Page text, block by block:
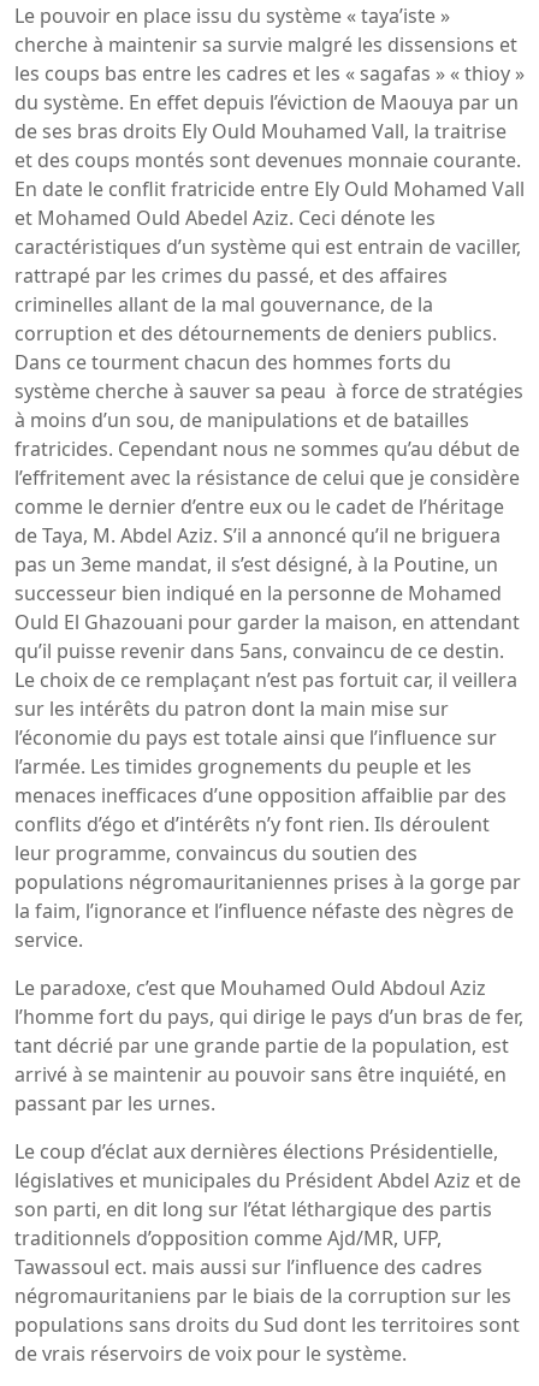
Le pouvoir en place issu du système « taya’iste »
cherche à maintenir sa survie malgré les dissensions et
les coups bas entre les cadres et les « sagafas » « thioy »
du système. En effet depuis l’éviction de Maouya par un
de ses bras droits Ely Ould Mouhamed Vall, la traitrise
et des coups montés sont devenues monnaie courante.
En date le conflit fratricide entre Ely Ould Mohamed Vall
et Mohamed Ould Abedel Aziz. Ceci dénote les
caractéristiques d’un système qui est entrain de vaciller,
rattrapé par les crimes du passé, et des affaires
criminelles allant de la mal gouvernance, de la
corruption et des détournements de deniers publics.
Dans ce tourment chacun des hommes forts du
système cherche à sauver sa peau à force de stratégies
à moins d’un sou, de manipulations et de batailles
fratricides. Cependant nous ne sommes qu’au début de
l’effritement avec la résistance de celui que je considère
comme le dernier d’entre eux ou le cadet de l’héritage
de Taya, M. Abdel Aziz. S’il a annoncé qu’il ne briguera
pas un 3eme mandat, il s’est désigné, à la Poutine, un
successeur bien indiqué en la personne de Mohamed
Ould El Ghazouani pour garder la maison, en attendant
qu’il puisse revenir dans 5ans, convaincu de ce destin.
Le choix de ce remplaçant n’est pas fortuit car, il veillera
sur les intérêts du patron dont la main mise sur
l’économie du pays est totale ainsi que l’influence sur
l’armée. Les timides grognements du peuple et les
menaces inefficaces d’une opposition affaiblie par des
conflits d’égo et d’intérêts n’y font rien. Ils déroulent
leur programme, convaincus du soutien des
populations négromauritaniennes prises à la gorge par
la faim, l’ignorance et l’influence néfaste des nègres de
service.
Le paradoxe, c’est que Mouhamed Ould Abdoul Aziz
l’homme fort du pays, qui dirige le pays d’un bras de fer,
tant décrié par une grande partie de la population, est
arrivé à se maintenir au pouvoir sans être inquiété, en
passant par les urnes.
Le coup d’éclat aux dernières élections Présidentielle,
législatives et municipales du Président Abdel Aziz et de
son parti, en dit long sur l’état léthargique des partis
traditionnels d’opposition comme Ajd/MR, UFP,
Tawassoul ect. mais aussi sur l’influence des cadres
négromauritaniens par le biais de la corruption sur les
populations sans droits du Sud dont les territoires sont
de vrais réservoirs de voix pour le système.